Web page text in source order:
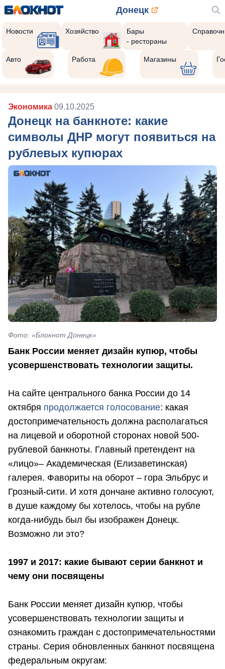
Донецк
Новости Хозяйство
Бары
- рестораны
Авто Работа Магазины
Экономика 09.10.2025
Донецк на банкноте: какие
символы ДНР могут появиться на
рублевых купюрах
Фото: «Блокнот Донецк»
Банк России меняет дизайн купюр, чтобы
усовершенствовать технологии защиты.
На сайте центрального банка России до 14
октября продолжается голосование: какая
достопримечательность должна располагаться
на лицевой и оборотной сторонах новой 500-
рублевой банкноты. Главный претендент на
«лицо»– Академическая (Елизаветинская)
галерея. Фавориты на оборот – гора Эльбрус и
Грозный-сити. И хотя дончане активно голосуют,
в душе каждому бы хотелось, чтобы на рубле
когда-нибудь был бы изображен Донецк.
Возможно ли это?
1997 и 2017: какие бывают серии банкнот и
чему они посвящены
Банк России меняет дизайн купюр, чтобы
усовершенствовать технологии защиты и
ознакомить граждан с достопримечательностями
страны. Серия обновленных банкнот посвящена
федеральным округам: